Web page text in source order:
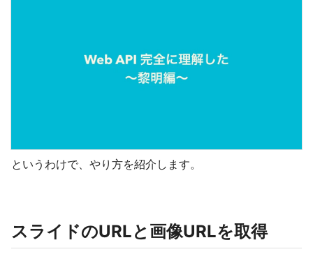
というわけで、やり方を紹介します。
スライドのURLと画像URLを取得